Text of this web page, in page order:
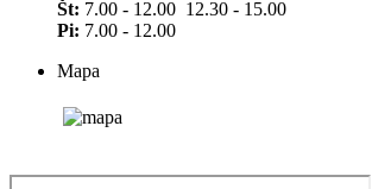
Št: 7.00 - 12.00 12.30 - 15.00
Pi: 7.00 - 12.00
Mapa